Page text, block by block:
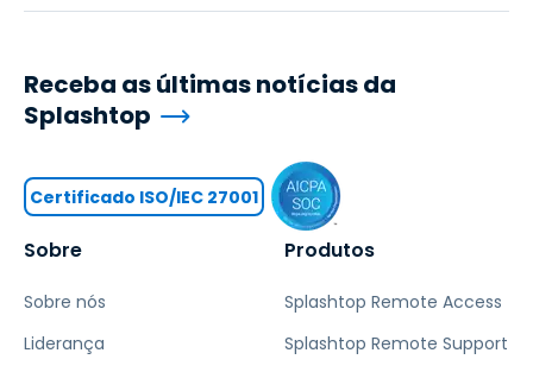
Sobre
Sobre nós
Liderança
Produtos
Splashtop Remote Access
Splashtop Remote Support
Receba as últimas notícias da
Splashtop
Certificado ISO/IEC 27001